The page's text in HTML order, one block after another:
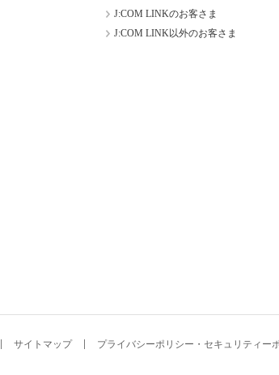
J:COM LINKのお客さま
J:COM LINK以外のお客さま
サイトマップ プライバシーポリシー・セキュリティー